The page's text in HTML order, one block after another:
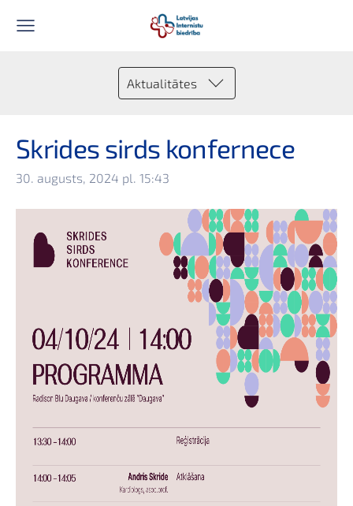
Aktualitātes
Skrides sirds konfernece
30. augusts, 2024 pl. 15:43